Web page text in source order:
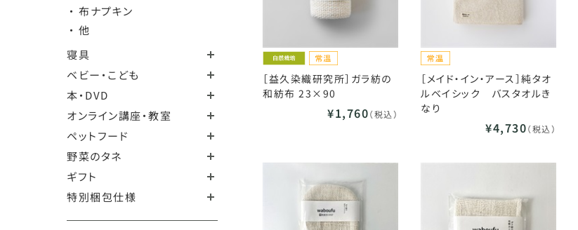
・ 布ナプキン
・ 他
寝具
ベビー・こども
本・DVD
オンライン講座・教室
ペットフード
野菜のタネ
ギフト
特別梱包仕様
［益久染織研究所］ガラ紡の
和紡布 23×90
¥1,760（税込）
［メイド・イン・アース］純タオ
ルベイシック バスタオルき
なり
¥4,730（税込）